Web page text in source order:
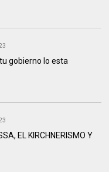
gobierno lo esta
EL KIRCHNERISMO Y